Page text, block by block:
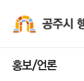
홍보/언론